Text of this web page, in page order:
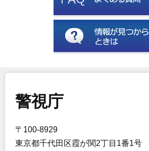
警視庁
〒100-8929
東京都千代田区霞が関2丁目1番1号